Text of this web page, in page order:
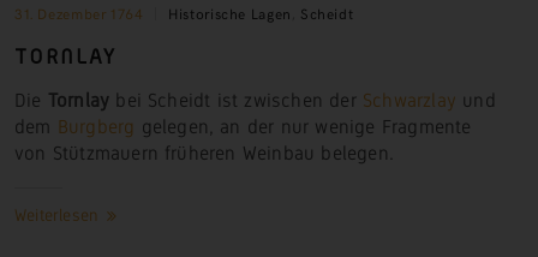
31. Dezember 1764 Historische Lagen Scheidt
TORNLAY
Die Tornlay bei Scheidt ist zwischen der Schwarzlay und
dem Burgberg gelegen, an der nur wenige Fragmente
von Stützmauern früheren Weinbau belegen.
Weiterlesen